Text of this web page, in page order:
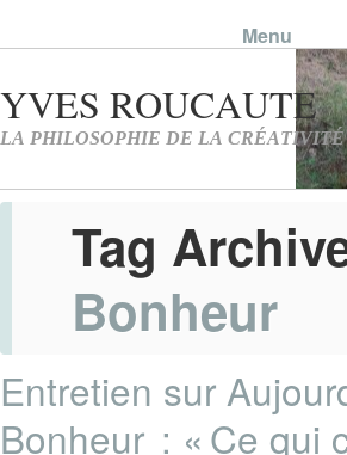
Menu
Skip to content
Tag
Bonheur
Entretien sur
Bonheur : « Ce qui